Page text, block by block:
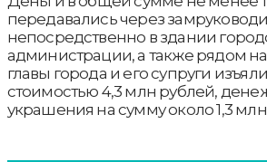
передавались через
непосредственно в здании
администрации, а также рядом
главы города и его супруги
стоимостью 4,3 млн рублей,
украшения на сумму около 1,3